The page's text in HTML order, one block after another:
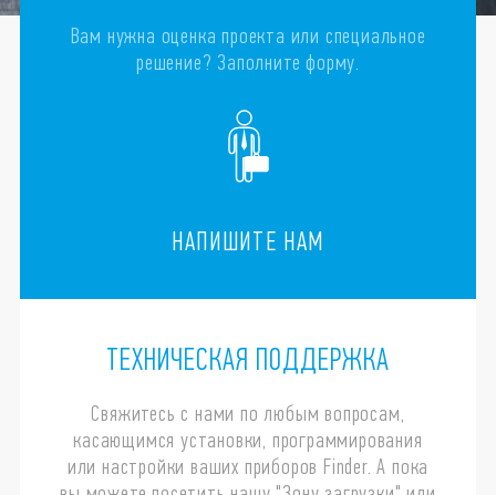
Вам нужна оценка проекта или специальное
решение? Заполните форму.
НАПИШИТЕ НАМ
ТЕХНИЧЕСКАЯ ПОДДЕРЖКА
Свяжитесь с нами по любым вопросам,
касающимся установки, программирования
или настройки ваших приборов Finder. А пока